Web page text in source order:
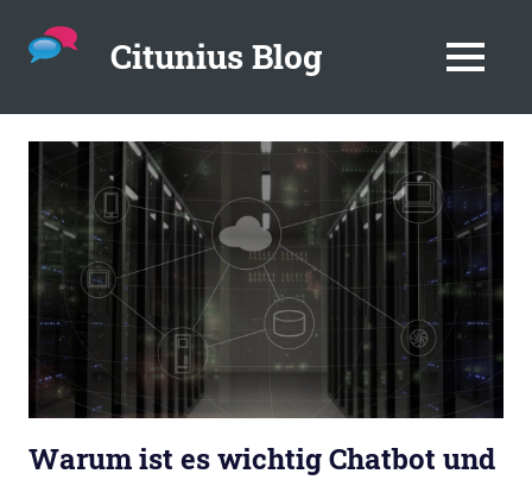
springen
Citunius Blog
Chatbots,
Instant
Messenger,
Chatbot-
Plattformen
Unternehmensumfeld
MENU
Warum ist es wichtig Chatbot und